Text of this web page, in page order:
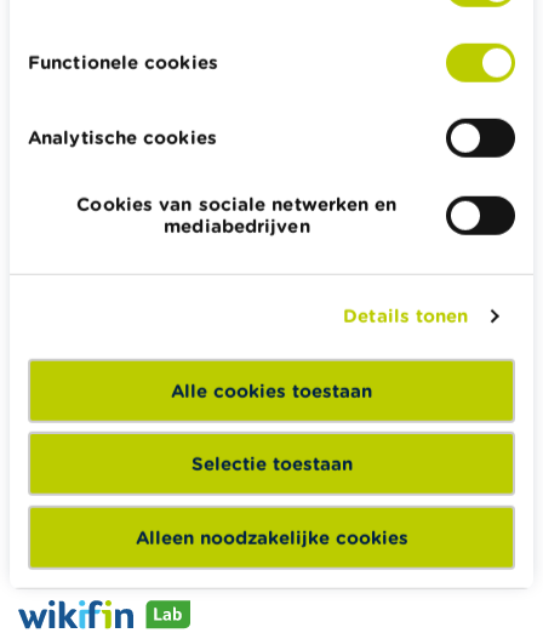
Functionele cookies
Analytische cookies
Cookies van sociale netwerken en
mediabedrijven
Details tonen
Alle cookies toestaan
Selectie toestaan
Alleen noodzakelijke cookies
Wikifin.be helpt je bij financiële beslissingen. Ze stelt gratis
betrouwbare en handige informatie ter beschikking,
Wikifin School biedt gratis en heel divers pedagogisch
lesmateriaal en opleidingen aan leerkrachten om hen te
ondersteunen bij hun lessen financiële educatie.
Naar Wikifin School